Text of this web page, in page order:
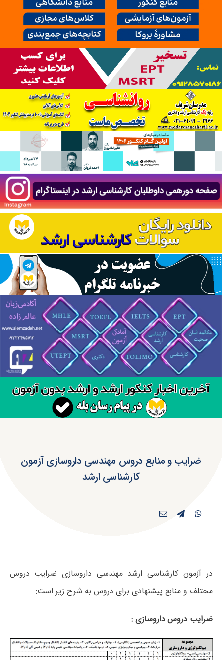
ضرایب و منابع دروس مهندسی داروسازی آزمون
کارشناسی ارشد
در آزمون کارشناسی ارشد مهندسی داروسازی ضرایب دروس
محتلف و منابع پیشنهادی برای دروس به شرح زیر است:
ضرایب دروس داروسازی :